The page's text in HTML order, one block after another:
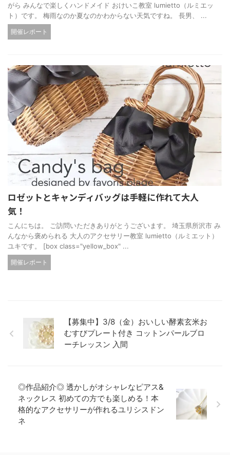
がら みんなで楽しくハンドメイド おけいこ教室 lumietto（ルミエッ
ト）です。 梅雨なのか夏なのかわからない天気ですね。 長男、 ...
開催レポート
ロゼットとキャンディバッグは手軽に作れて大人
気！
こんにちは。 ご訪問いただきありがとうございます。 埼玉県所沢市 み
んなから褒められる 大人のアクセサリー教室 lumietto（ルミエット）
ユキです。 [box class="yellow_box" ...
開催レポート
【募集中】3/8（金）おいしい酵素玄米お
むすびプレート付き コットンパールブロ
ーチレッスン 入間
◎作品紹介◎ 透かしがオシャレなピアス&
ネックレス 初めての方でも楽しめる！本
格的なアクセサリーが作れるユリシスドン
ネ